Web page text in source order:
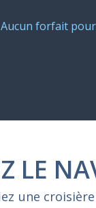
Aucun forfait
LE
une